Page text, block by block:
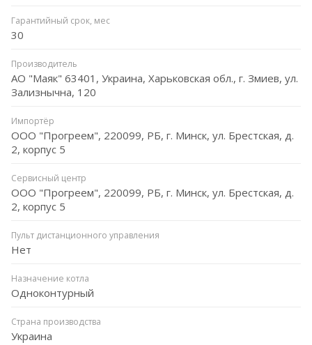
Гарантийный срок, мес
30
Производитель
АО "Маяк" 63401, Украина, Харьковская обл., г. Змиев, ул.
Зализнычна, 120
Импортёр
ООО "Прогреем", 220099, РБ, г. Минск, ул. Брестская, д.
2, корпус 5
Сервисный центр
ООО "Прогреем", 220099, РБ, г. Минск, ул. Брестская, д.
2, корпус 5
Пульт дистанционного управления
Нет
Назначение котла
Одноконтурный
Страна производства
Украина